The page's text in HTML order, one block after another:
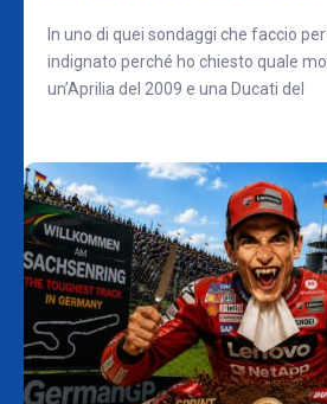
In uno di quei sondaggi che faccio
indignato perché ho chiesto quale
un’Aprilia del 2009 e una Ducati del